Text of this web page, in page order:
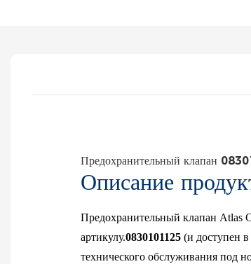
Предохранительный клапан
Описание
Предохранительный клапан Atlas
артикулу.0830101125 (и доступен
технического обслуживания под